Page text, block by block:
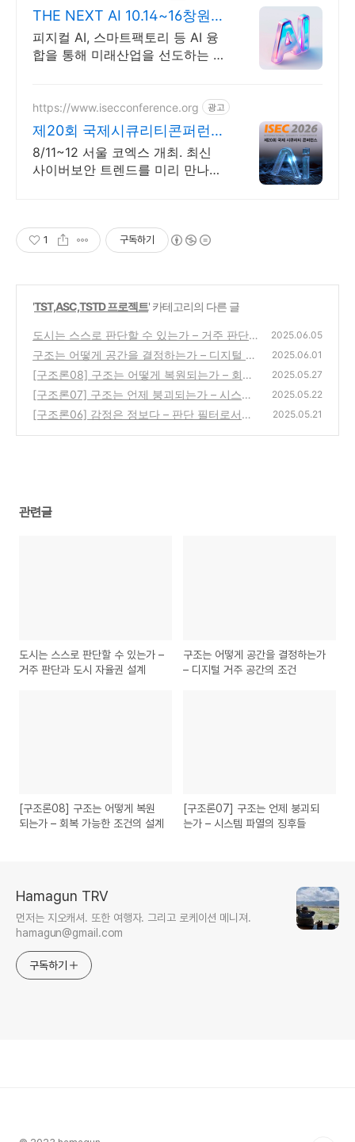
THE NEXT AI 10.14~16창원컨
벤션센터
피지컬 AI, 스마트팩토리 등 AI 융
합을 통해 미래산업을 선도하는 AI
https://www.isecconference.org 광고
제20회 국제시큐리티콘퍼런스
ISEC 2026
8/11~12 서울 코엑스 개최. 최신
사이버보안 트렌드를 미리 만나보
1 구독하기
'TST,ASC,TSTD 프로젝트' 카테고리의 다른 글
도시는 스스로 판단할 수 있는가 – 거주 판단
과 도시 자율권 설계
(0)
2025.06.05
구조는 어떻게 공간을 결정하는가 – 디지털 거
주 공간의 조건
(0)
2025.06.01
[구조론08] 구조는 어떻게 복원되는가 – 회복
가능한 조건의 설계
(0)
2025.05.27
[구조론07] 구조는 언제 붕괴되는가 – 시스템
파열의 징후들
(0)
2025.05.22
[구조론06] 감정은 정보다 – 판단 필터로서의
2025.05.21
관련글
도시는 스스로 판단할 수 있는가 –
거주 판단과 도시 자율권 설계
구조는 어떻게 공간을 결정하는가
– 디지털 거주 공간의 조건
[구조론08] 구조는 어떻게 복원
되는가 – 회복 가능한 조건의 설계
[구조론07] 구조는 언제 붕괴되
는가 – 시스템 파열의 징후들
Hamagun TRV
먼저는 지오캐셔. 또한 여행자. 그리고 로케이션 메니져.
hamagun@gmail.com
구독하기